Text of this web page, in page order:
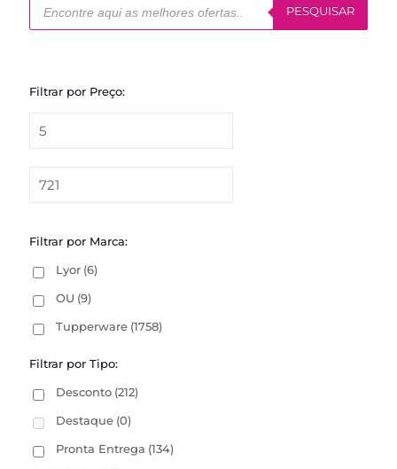
produtos
PESQUISAR
Filtrar por Preço:
Filtrar por Marca:
Lyor (6)
OU (9)
Tupperware (1758)
Filtrar por Tipo:
Desconto (212)
Destaque (0)
Pronta Entrega (134)